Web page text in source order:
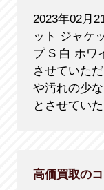
2023年02月
ット ジャケ
プ S 白 ホワ
させていた
や汚れの少
とさせてい
高価買取の